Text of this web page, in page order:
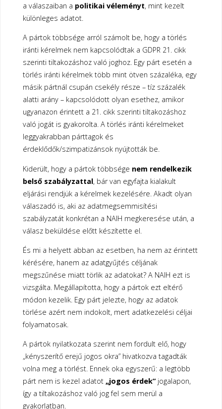
a válaszaiban a politikai véleményt, mint kezelt
különleges adatot.
A pártok többsége arról számolt be, hogy a törlés
iránti kérelmek nem kapcsolódtak a GDPR 21. cikk
szerinti tiltakozáshoz való joghoz. Egy párt esetén a
törlés iránti kérelmek több mint ötven százaléka, egy
másik pártnál csupán csekély része – tíz százalék
alatti arány – kapcsolódott olyan esethez, amikor
ugyanazon érintett a 21. cikk szerinti tiltakozáshoz
való jogát is gyakorolta. A törlés iránti kérelmeket
leggyakrabban párttagok és
érdeklődők/szimpatizánsok nyújtották be.
Kiderült, hogy a pártok többsége nem rendelkezik
belső szabályzattal, bár van egyfajta kialakult
eljárási rendjük a kérelmek kezelésére. Akadt olyan
válaszadó is, aki az adatmegsemmisítési
szabályzatát konkrétan a NAIH megkeresése után, a
válasz beküldése előtt készítette el.
És mi a helyett abban az esetben, ha nem az érintett
kérésére, hanem az adatgyűjtés céljának
megszűnése miatt törlik az adatokat? A NAIH ezt is
vizsgálta. Megállapította, hogy a pártok ezt eltérő
módon kezelik. Egy párt jelezte, hogy az adatok
törlése azért nem indokolt, mert adatkezelési céljai
folyamatosak.
A pártok nyilatkozata szerint nem fordult elő, hogy
„kényszerítő erejű jogos okra” hivatkozva tagadták
volna meg a törlést. Ennek oka egyszerű: a legtöbb
párt nem is kezel adatot „jogos érdek”jogalapon,
így a tiltakozáshoz való jog fel sem merül a
gyakorlatban.